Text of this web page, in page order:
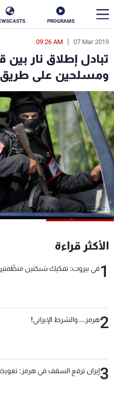
PROGRAMS
07 Mar 2019
09:26 AM
تبادل إطلاق نار بين
ومسلحين على طريق
الأكثر قراءة
1في بيروت: تفكيك شبكتين
2هرمز... والشرط الإيراني!
3إيران ترفع السقف في هرمز:
en
الأخبار
سياسة
إقتصاد
منوعات
كأس العالم
البرامج
جدول البرامج
شاهد البرامج
الترددات